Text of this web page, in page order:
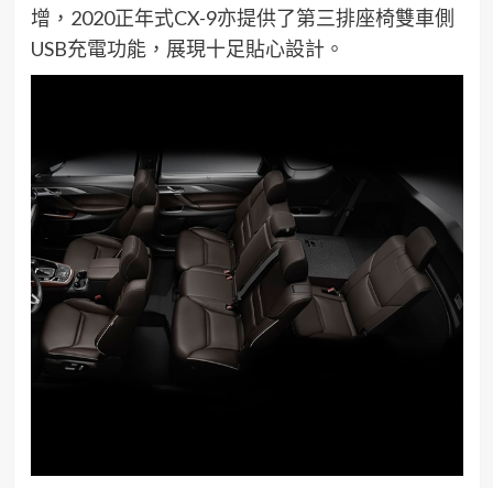
增 ， 2020正年式CX-9亦提供了第三排座椅雙車側
USB充電功能， 展現十足貼心設計。